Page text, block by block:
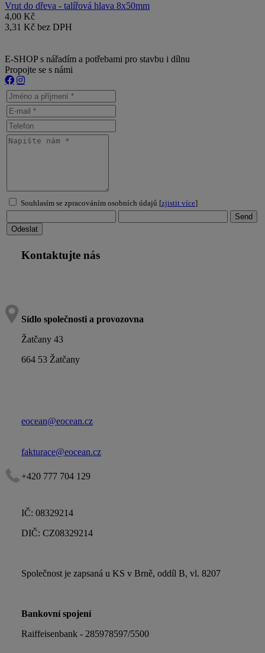
Vrut do dřeva - talířová hlava 8x50mm
4,00 Kč
3,31 Kč bez DPH
E-SHOP s nářadím a potřebami pro stavbu i dílnu
Propojte se s námi
Souhlasím se zpracováním osobních údajů [zjistit více]
Kontaktujte nás
Sídlo společnosti a provozovna
Žatčany 43
664 53 Žatčany
eocean@eocean.cz
fakturace@eocean.cz
+420 777 704 129
IČ: 08329214
DIČ: CZ08329214
Společnost je zapsaná u KS v Brně, oddíl B, vl. 8207
Bankovní spojení
Raiffeisenbank - 285978597/5500